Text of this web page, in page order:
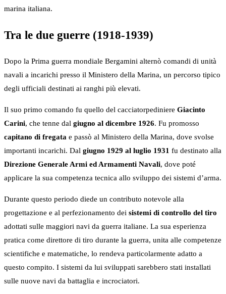
marina italiana.
Tra le due guerre (1918-1939)
Dopo la Prima guerra mondiale Bergamini alternò comandi di unità
navali a incarichi presso il Ministero della Marina, un percorso tipico
degli ufficiali destinati ai ranghi più elevati.
Il suo primo comando fu quello del cacciatorpediniere Giacinto
Carini, che tenne dal giugno al dicembre 1926. Fu promosso
capitano di fregata e passò al Ministero della Marina, dove svolse
importanti incarichi. Dal giugno 1929 al luglio 1931 fu destinato alla
Direzione Generale Armi ed Armamenti Navali, dove poté
applicare la sua competenza tecnica allo sviluppo dei sistemi d’arma.
Durante questo periodo diede un contributo notevole alla
progettazione e al perfezionamento dei sistemi di controllo del tiro
adottati sulle maggiori navi da guerra italiane. La sua esperienza
pratica come direttore di tiro durante la guerra, unita alle competenze
scientifiche e matematiche, lo rendeva particolarmente adatto a
questo compito. I sistemi da lui sviluppati sarebbero stati installati
sulle nuove navi da battaglia e incrociatori.